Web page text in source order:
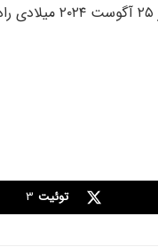
توئیت 3